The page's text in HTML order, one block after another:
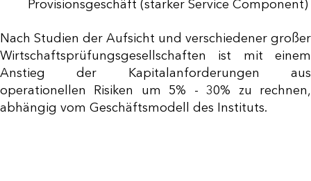
Provisionsgeschäft (starker Service Component)
Nach Studien der Aufsicht und verschiedener großer
Wirtschaftsprüfungsgesellschaften ist mit einem
Anstieg der Kapitalanforderungen aus
operationellen Risiken um 5% - 30% zu rechnen,
abhängig vom Geschäftsmodell des Instituts.